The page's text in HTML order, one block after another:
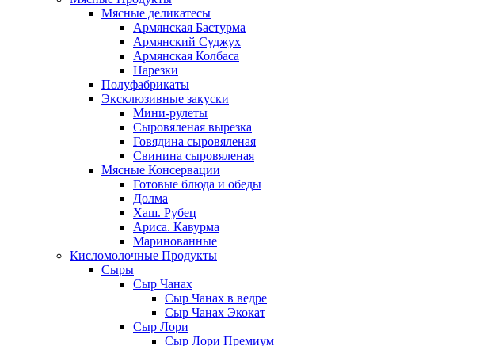
Мясные деликатесы
Армянская Бастурма
Армянский Суджух
Армянская Колбаса
Нарезки
Полуфабрикаты
Эксклюзивные закуски
Мини-рулеты
Сыровяленая вырезка
Говядина сыровяленая
Свинина сыровяленая
Мясные Консервации
Готовые блюда и обеды
Долма
Хаш. Рубец
Ариса. Кавурма
Маринованные
Кисломолочные Продукты
Сыры
Сыр Чанах
Сыр Чанах в ведре
Сыр Чанах Экокат
Сыр Лори
Сыр Лори Премиум